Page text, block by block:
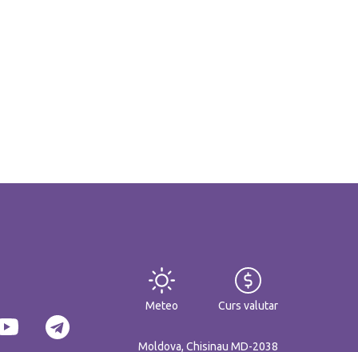
Meteo Curs valutar
Moldova, Chisinau MD-2038